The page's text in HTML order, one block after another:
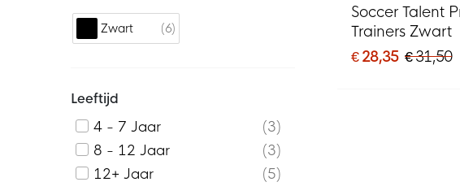
Soccer Talent
Trainers Zwart
€ 28,35 € 31,50
Zwart 6
Leeftijd
4 - 7 Jaar
3
8 - 12 Jaar
3
12+ Jaar
5